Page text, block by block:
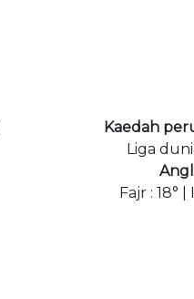
Kaedah
Liga
Fajr : 18° |